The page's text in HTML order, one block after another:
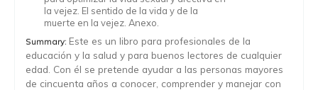
la vejez. El sentido de la vida y de la
muerte en la vejez. Anexo.
Summary: Este es un libro para profesionales de la
educación y la salud y para buenos lectores de cualquier
edad. Con él se pretende ayudar a las personas mayores
de cincuenta años a conocer, comprender y manejar con